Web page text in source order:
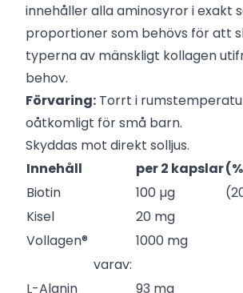
innehåller alla aminosyror i exakt
proportioner som behövs för att
typerna av mänskligt kollagen
behov.
Förvaring: Torrt i
oåtkomligt för små barn.
Skyddas mot direkt solljus.
Innehåll
per 2 kapslar
Biotin
100 µg
Kisel 20 mg
Vollagen®
1000 mg
varav:
L-Alanin
93 mg